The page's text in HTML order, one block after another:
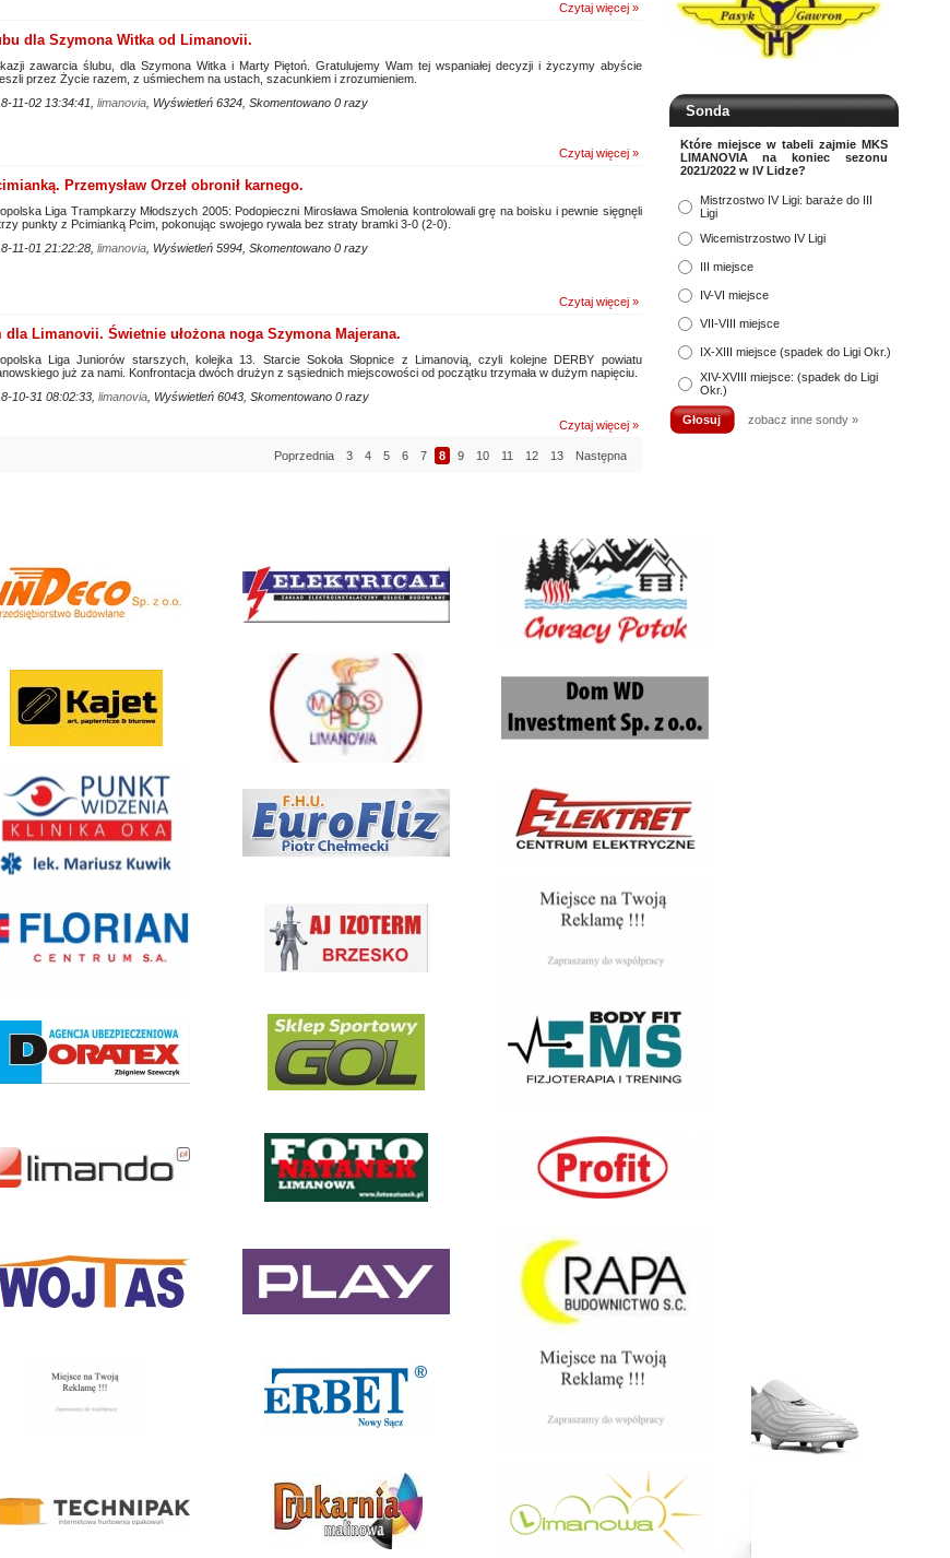
Sonda
Które miejsce w tabeli zajmie MKS
LIMANOVIA na koniec sezonu
2021/2022 w IV Lidze?
Mistrzostwo IV Ligi: baraże do III
Ligi
Wicemistrzostwo IV Ligi
III miejsce
IV-VI miejsce
VII-VIII miejsce
IX-XIII miejsce (spadek do Ligi Okr.)
XIV-XVIII miejsce: (spadek do Ligi
Okr.)
zobacz inne sondy »
Czytaj więcej »
dla Szymona Witka od Limanovii.
zawarcia ślubu, dla Szymona Witka i Marty Piętoń. Gratulujemy Wam tej wspaniałej decyzji i życzymy abyście
przez Życie razem, z uśmiechem na ustach, szacunkiem i zrozumieniem.
Czytaj więcej »
11-02 13:34:41, limanovia, Wyświetleń 6324, Skomentowano 0 razy
Przemysław Orzeł obronił karnego.
Liga Trampkarzy Młodszych 2005: Podopieczni Mirosława Smolenia kontrolowali grę na boisku i pewnie sięgnęli
punkty z Pcimianką Pcim, pokonując swojego rywala bez straty bramki 3-0 (2-0).
Czytaj więcej »
11-01 21:22:28, limanovia, Wyświetleń 5994, Skomentowano 0 razy
dla Limanovii. Świetnie ułożona noga Szymona Majerana.
Liga Juniorów starszych, kolejka 13. Starcie Sokoła Słopnice z Limanovią, czyli kolejne DERBY powiatu
już za nami. Konfrontacja dwóch drużyn z sąsiednich miejscowości od początku trzymała w dużym napięciu.
Czytaj więcej »
10-31 08:02:33, limanovia, Wyświetleń 6043, Skomentowano 0 razy
Poprzednia 3 4 5 6 7 8 9 10 11 12 13 Następna